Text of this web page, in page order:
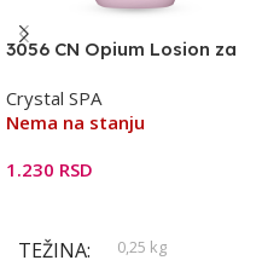
3056 CN Opium Losion za
Crystal SPA
Nema na stanju
1.230 RSD
TEŽINA 0,25 kg